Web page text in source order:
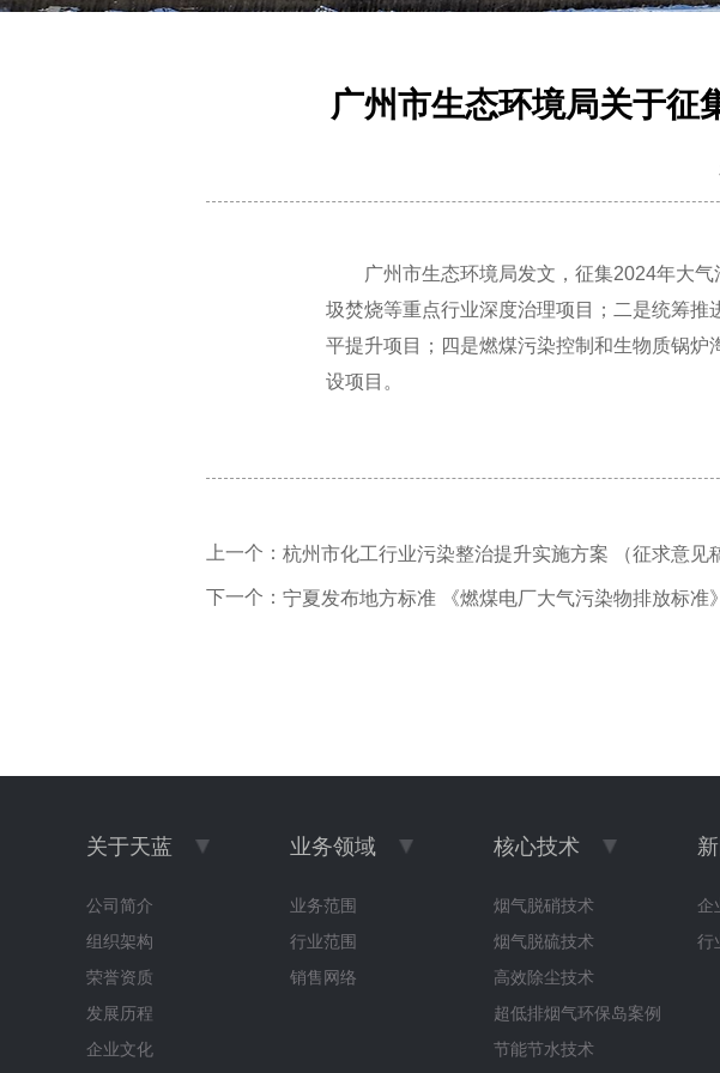
广州市生态环境局关于征
广州市生态环境局发文，征集2024年大
圾焚烧等重点行业深度治理项目；二是统筹推
平提升项目；四是燃煤污染控制和生物质锅
设项目。
上一个： 杭州市化工行业污染整治提升实施方案 （征求意见
下一个： 宁夏发布地方标准 《燃煤电厂大气污染物排放标准》
关于天蓝
公司简介
组织架构
荣誉资质
发展历程
企业文化
业务领域
业务范围
行业范围
销售网络
核心技术
烟气脱硝技术
烟气脱硫技术
高效除尘技术
超低排烟气环保岛案例
节能节水技术
企
行